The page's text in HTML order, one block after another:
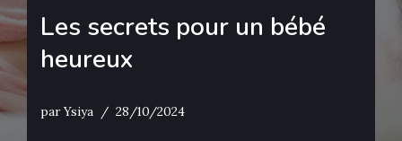
Les secrets pour un bébé
heureux
parYsiya 28/10/2024